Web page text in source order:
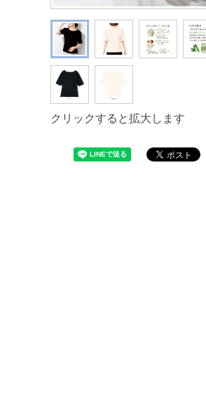
クリックすると拡大します